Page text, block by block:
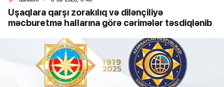
Uşaqlara qarşı zorakılıq və dilənçiliyə
məcburetmə hallarına görə cərimələr təsdiqlənib